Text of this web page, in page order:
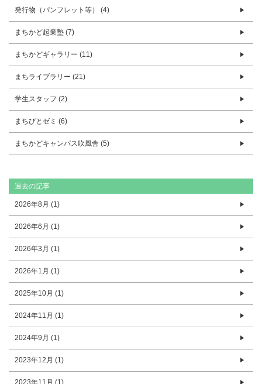
発行物（パンフレット等） (4)
まちかど起業塾 (7)
まちかどギャラリー (11)
まちライブラリー (21)
学生スタッフ (2)
まちびとゼミ (6)
まちかどキャンパス吹風舎 (5)
過去の記事
2026年8月 (1)
2026年6月 (1)
2026年3月 (1)
2026年1月 (1)
2025年10月 (1)
2024年11月 (1)
2024年9月 (1)
2023年12月 (1)